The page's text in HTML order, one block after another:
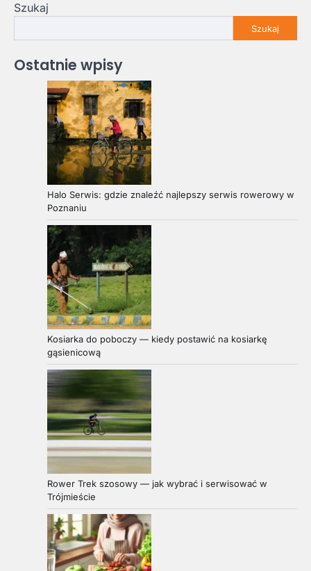
Szukaj
Szukaj
Ostatnie wpisy
Halo Serwis: gdzie znaleźć najlepszy serwis rowerowy w
Poznaniu
Kosiarka do poboczy — kiedy postawić na kosiarkę
gąsienicową
Rower Trek szosowy — jak wybrać i serwisować w
Trójmieście